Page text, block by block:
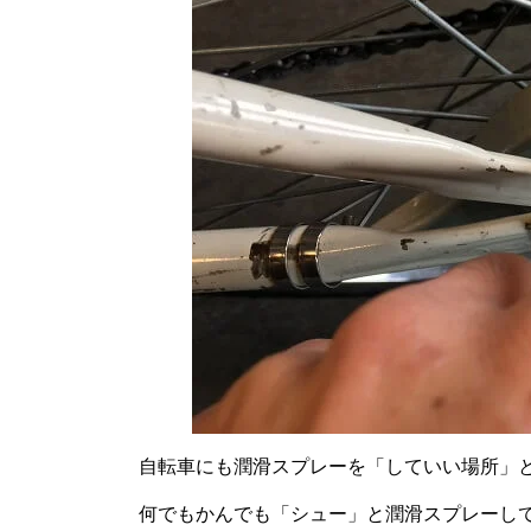
自転車にも潤滑スプレーを「していい場所
何でもかんでも「シュー」と潤滑スプレーし